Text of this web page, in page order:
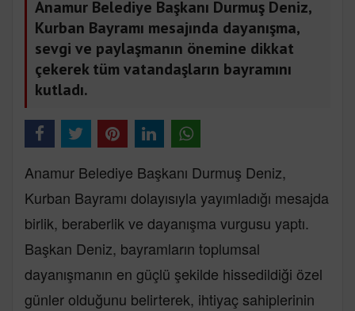
Anamur Belediye Başkanı Durmuş Deniz,
Kurban Bayramı mesajında dayanışma,
sevgi ve paylaşmanın önemine dikkat
çekerek tüm vatandaşların bayramını
kutladı.
Anamur Belediye Başkanı Durmuş Deniz,
Kurban Bayramı dolayısıyla yayımladığı mesajda
birlik, beraberlik ve dayanışma vurgusu yaptı.
Başkan Deniz, bayramların toplumsal
dayanışmanın en güçlü şekilde hissedildiği özel
günler olduğunu belirterek, ihtiyaç sahiplerinin